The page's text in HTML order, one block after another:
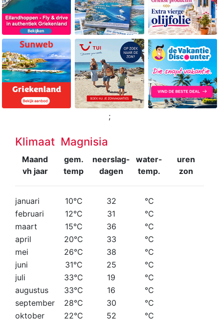
;
Klimaat Magnisia
Maand
vh jaar
gem.
temp
neerslag-
dagen
water-
temp.
uren
zon
januari 10°C 32
°C
februari
12°C 31
°C
maart
15°C 36
°C
april
20°C 33
°C
mei
26°C 38
°C
juni
31°C 25
°C
juli
33°C 19
°C
augustus
33°C 16
°C
september
28°C 30
°C
oktober
22°C 52
°C